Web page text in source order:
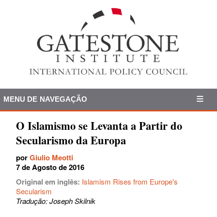
MENU DE NAVEGAÇÃO
O Islamismo se Levanta a Partir do
Secularismo da Europa
porGiulio Meotti
7 de Agosto de 2016
Original em inglês: Islamism Rises from Europe's
Secularism
Tradução: Joseph Skilnik